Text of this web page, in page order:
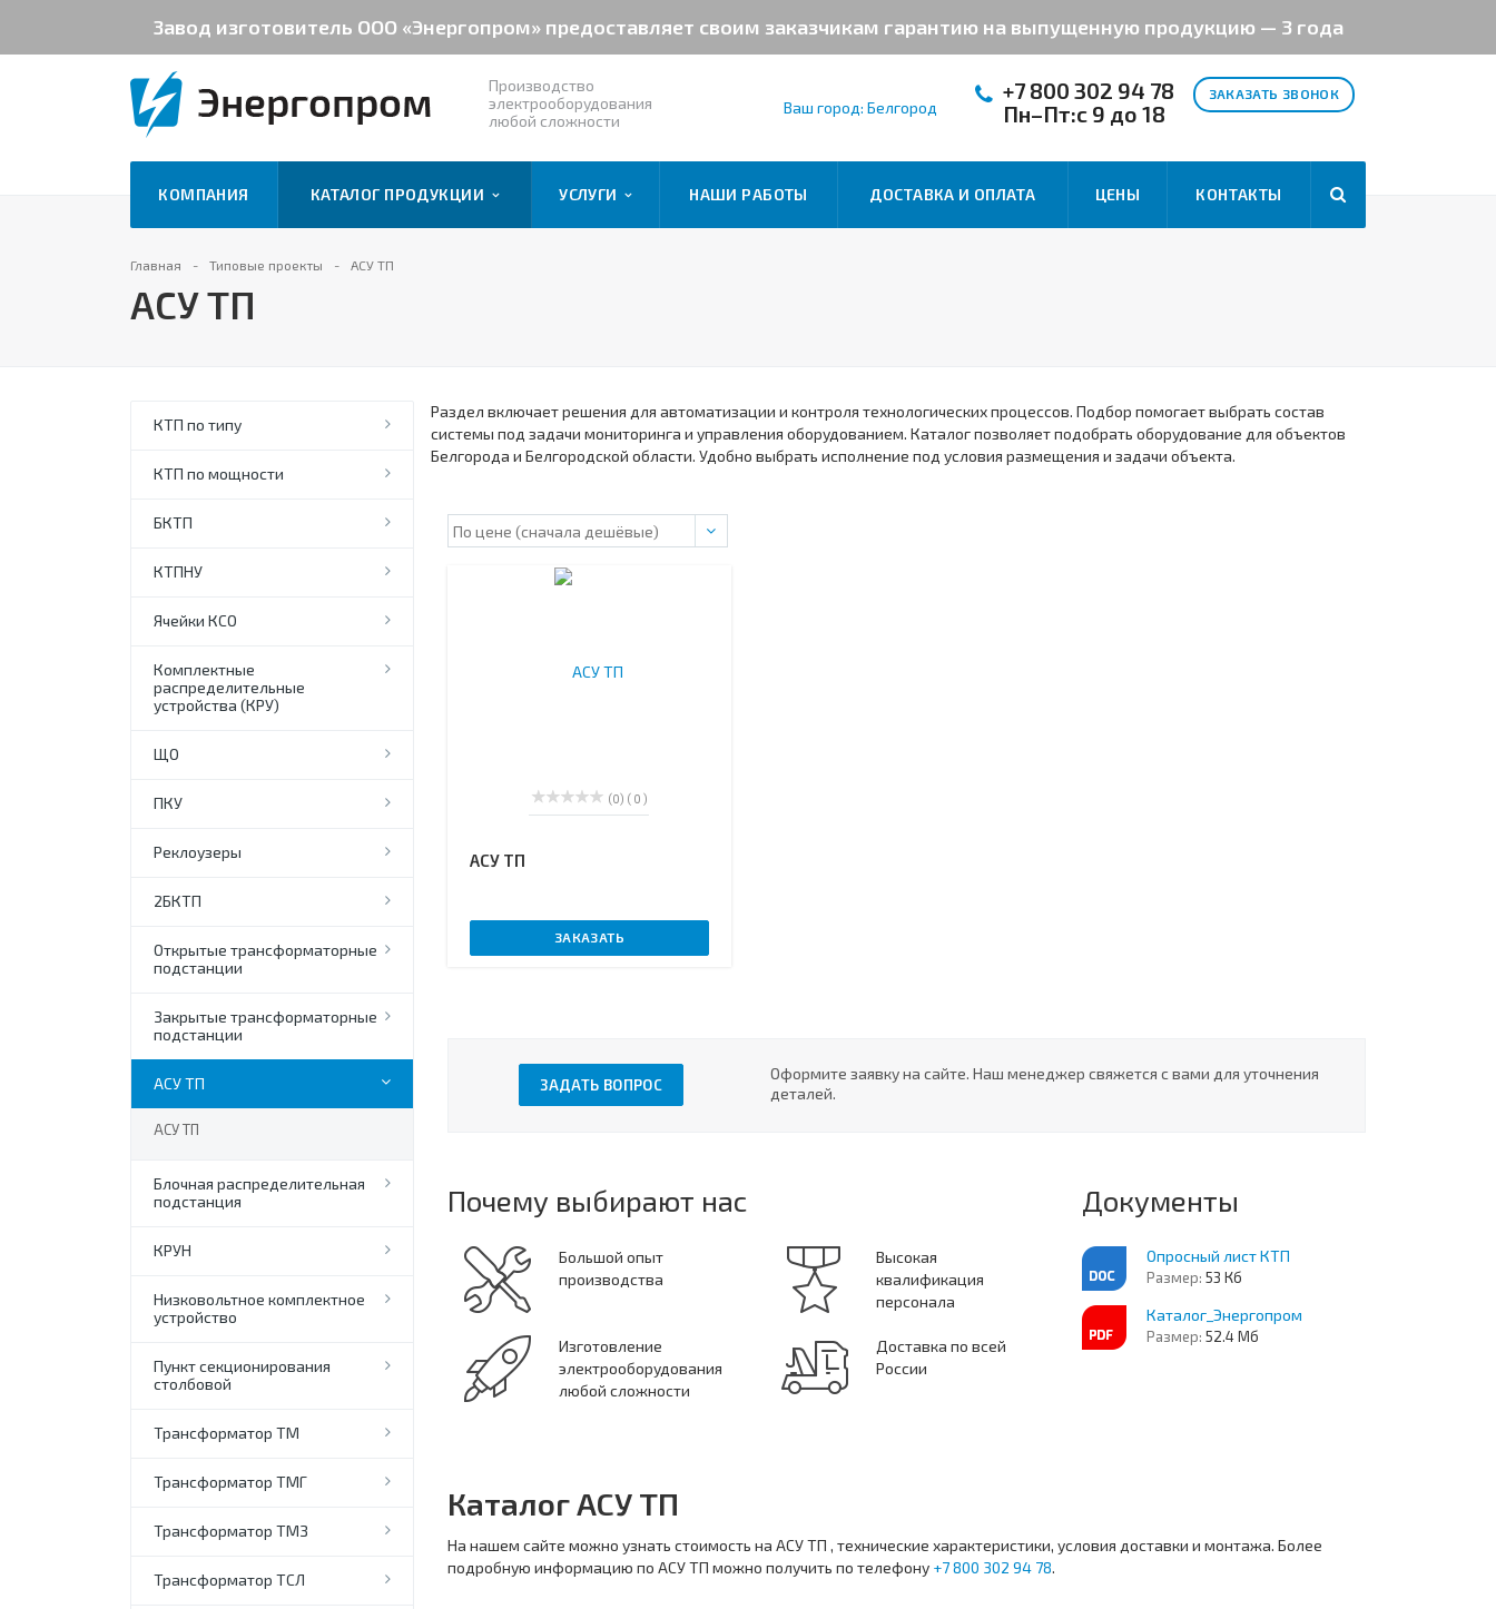
Завод изготовитель ООО «Энергопром» предоставляет своим заказчикам гарантию на выпущенную продукцию — 3 года
Производство
электрооборудования
любой сложности
ЗАКАЗАТЬ ЗВОНОК
Ваш город: Белгород
+7 800 302 94 78
Пн–Пт:с 9 до 18
КОМПАНИЯ КАТАЛОГ ПРОДУКЦИИ УСЛУГИ НАШИ РАБОТЫ ДОСТАВКА И ОПЛАТА ЦЕНЫ КОНТАКТЫ
Главная Типовые проекты АСУ ТП
АСУ ТП
КТП по типу
КТП по мощности
БКТП
КТПНУ
Ячейки КСО
Комплектные
распределительные
устройства (КРУ)
ЩО
ПКУ
Реклоузеры
2БКТП
Открытые трансформаторные
подстанции
Закрытые трансформаторные
подстанции
АСУ ТП
АСУ ТП
Блочная распределительная
подстанция
КРУН
Низковольтное комплектное
устройство
Пункт секционирования
столбовой
Трансформатор ТМ
Трансформатор ТМГ
Трансформатор ТМЗ
Трансформатор ТСЛ
Раздел включает решения для автоматизации и контроля технологических процессов. Подбор помогает выбрать состав
системы под задачи мониторинга и управления оборудованием. Каталог позволяет подобрать оборудование для объектов
Белгорода и Белгородской области. Удобно выбрать исполнение под условия размещения и задачи объекта.
(0) ( 0 )
АСУ ТП
ЗАКАЗАТЬ
ЗАДАТЬ ВОПРОС
Оформите заявку на сайте. Наш менеджер свяжется с вами для уточнения
деталей.
Почему выбирают нас
Большой опыт
производства
Высокая
квалификация
персонала
Изготовление
электрооборудования
любой сложности
Доставка по всей
России
Документы
Опросный лист КТП
Размер: 53 Кб
Каталог_Энергопром
Размер: 52.4 Мб
Каталог АСУ ТП
На нашем сайте можно узнать стоимость на АСУ ТП , технические характеристики, условия доставки и монтажа. Более
подробную информацию по АСУ ТП можно получить по телефону +7 800 302 94 78.